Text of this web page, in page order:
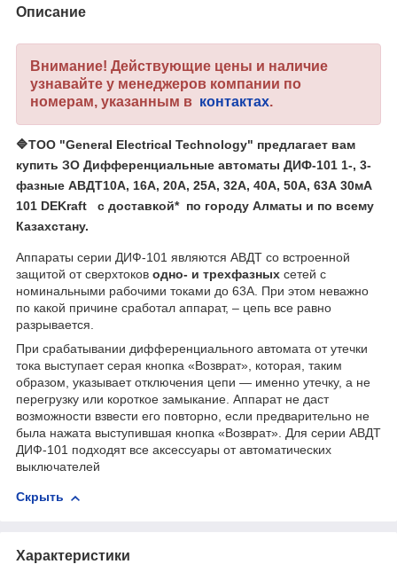
Описание
Внимание! Действующие цены и наличие
узнавайте у менеджеров компании по
номерам, указанным в контактах.
🔷ТОО "General Electrical Technology" предлагает вам
купить ЗО Дифференциальные автоматы ДИФ-101 1-, 3-
фазные АВДТ10А, 16А, 20А, 25А, 32А, 40А, 50А, 63А 30мА
101 DEKraft с доставкой* по городу Алматы и по всему
Казахстану.
Аппараты серии ДИФ-101 являются АВДТ со встроенной
защитой от сверхтоков одно- и трехфазных сетей с
номинальными рабочими токами до 63А. При этом неважно
по какой причине сработал аппарат, – цепь все равно
разрывается.
При срабатывании дифференциального автомата от утечки
тока выступает серая кнопка «Возврат», которая, таким
образом, указывает отключения цепи — именно утечку, а не
перегрузку или короткое замыкание. Аппарат не даст
возможности взвести его повторно, если предварительно не
была нажата выступившая кнопка «Возврат». Для серии АВДТ
ДИФ-101 подходят все аксессуары от автоматических
выключателей
Скрыть
Характеристики